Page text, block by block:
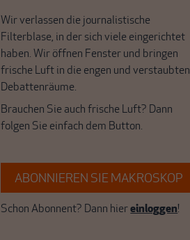
Wir verlassen die journalistische
Filterblase, in der sich viele eingerichtet
haben. Wir öffnen Fenster und bringen
frische Luft in die engen und verstaubten
Debattenräume.
Brauchen Sie auch frische Luft? Dann
folgen Sie einfach dem Button.
ABONNIEREN SIE MAKROSKOP
Schon Abonnent? Dann hier einloggen!